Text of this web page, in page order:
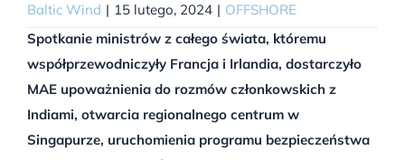
Baltic Wind | 15 lutego, 2024 | OFFSHORE
Spotkanie ministrów z całego świata, któremu
współprzewodniczyły Francja i Irlandia, dostarczyło
MAE upoważnienia do rozmów członkowskich z
Indiami, otwarcia regionalnego centrum w
Singapurze, uruchomienia programu bezpieczeństwa